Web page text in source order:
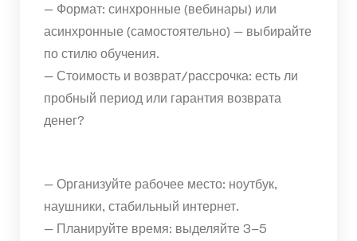
— Формат: синхронные (вебинары) или
асинхронные (самостоятельно) — выбирайте
по стилю обучения.
— Стоимость и возврат/рассрочка: есть ли
пробный период или гарантия возврата
денег?
— Организуйте рабочее место: ноутбук,
наушники, стабильный интернет.
— Планируйте время: выделяйте 3–5